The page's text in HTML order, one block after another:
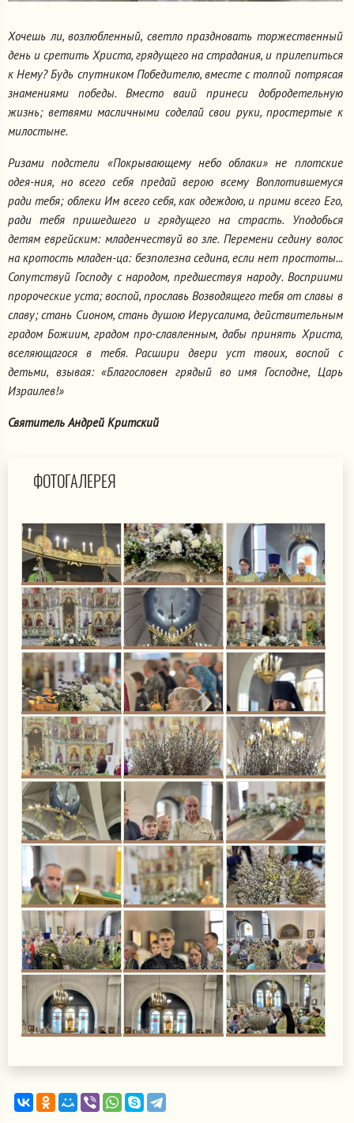
Хочешь ли, возлюбленный, светло праздновать торжественный
день и сретить Христа, грядущего на страдания, и прилепиться
к Нему? Будь спутником Победителю, вместе с толпой потрясая
знамениями победы. Вместо ваий принеси добродетельную
жизнь; ветвями масличными соделай свои руки, простертые к
милостыне.
Ризами подстели «Покрывающему небо облаки» не плотские
одея-ния, но всего себя предай верою всему Воплотившемуся
ради тебя; облеки Им всего себя, как одеждою, и прими всего Его,
ради тебя пришедшего и грядущего на страсть. Уподобься
детям еврейским: младенчествуй во зле. Перемени седину волос
на кротость младен-ца: безполезна седина, если нет простоты...
Сопутствуй Господу с народом, предшествуя народу. Восприими
пророческие уста; воспой, прославь Возводящего тебя от славы в
славу; стань Сионом, стань душою Иерусалима, действительным
градом Божиим, градом про-славленным, дабы принять Христа,
вселяющагося в тебя. Расшири двери уст твоих, воспой с
детьми, взывая: «Благословен грядый во имя Господне, Царь
Израилев!»
Святитель Андрей Критский
ФОТОГАЛЕРЕЯ